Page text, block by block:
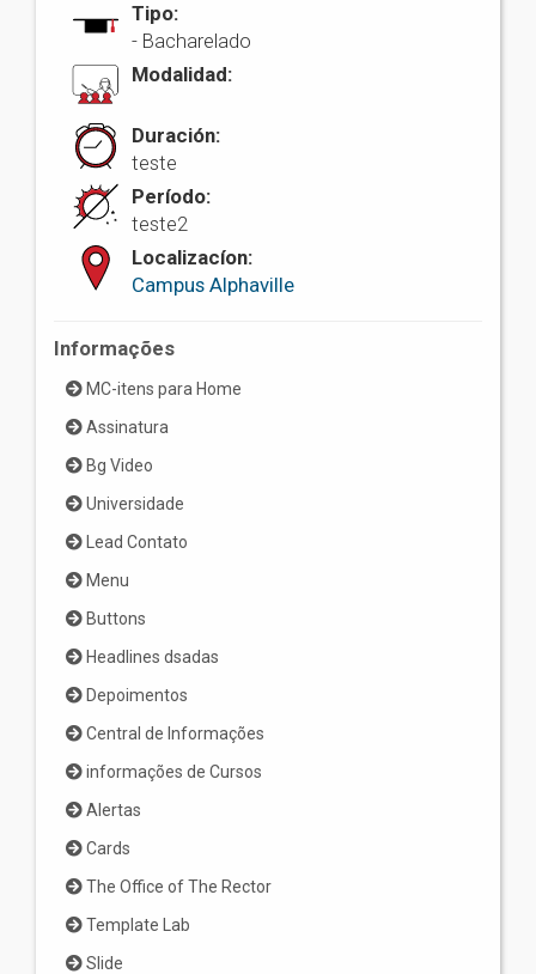
Tipo:
- Bacharelado
Modalidad:
Duración:
teste
Período:
teste2
Localizacíon:
Campus Alphaville
Informações
MC-itens para Home
Assinatura
Bg Video
Universidade
Lead Contato
Menu
Buttons
Headlines dsadas
Depoimentos
Central de Informações
informações de Cursos
Alertas
Cards
The Office of The Rector
Template Lab
Slide